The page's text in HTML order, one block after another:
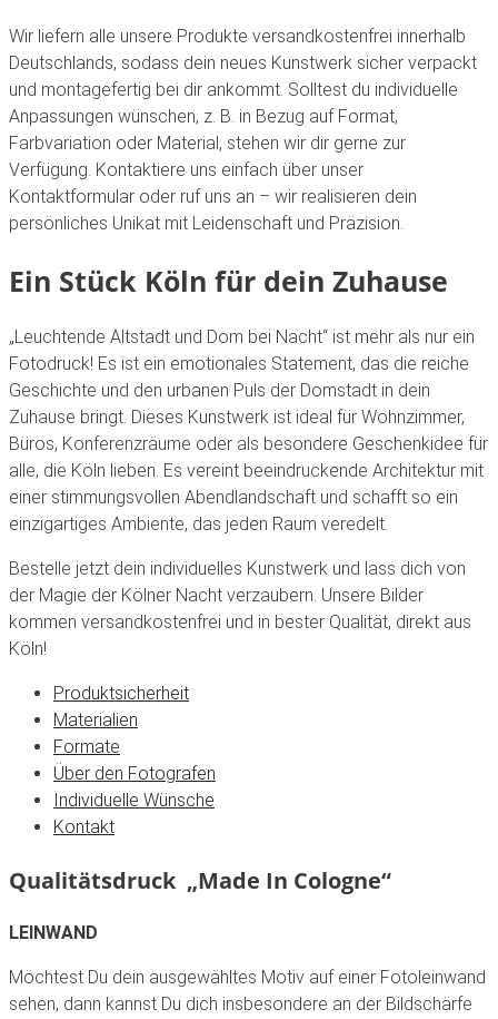
Wir liefern alle unsere Produkte versandkostenfrei innerhalb
Deutschlands, sodass dein neues Kunstwerk sicher verpackt
und montagefertig bei dir ankommt. Solltest du individuelle
Anpassungen wünschen, z. B. in Bezug auf Format,
Farbvariation oder Material, stehen wir dir gerne zur
Verfügung. Kontaktiere uns einfach über unser
Kontaktformular oder ruf uns an – wir realisieren dein
persönliches Unikat mit Leidenschaft und Präzision.
Ein Stück Köln für dein Zuhause
„Leuchtende Altstadt und Dom bei Nacht“ ist mehr als nur ein
Fotodruck! Es ist ein emotionales Statement, das die reiche
Geschichte und den urbanen Puls der Domstadt in dein
Zuhause bringt. Dieses Kunstwerk ist ideal für Wohnzimmer,
Büros, Konferenzräume oder als besondere Geschenkidee für
alle, die Köln lieben. Es vereint beeindruckende Architektur mit
einer stimmungsvollen Abendlandschaft und schafft so ein
einzigartiges Ambiente, das jeden Raum veredelt.
Bestelle jetzt dein individuelles Kunstwerk und lass dich von
der Magie der Kölner Nacht verzaubern. Unsere Bilder
kommen versandkostenfrei und in bester Qualität, direkt aus
Köln!
Produktsicherheit
Materialien
Formate
Über den Fotografen
Individuelle Wünsche
Kontakt
Qualitätsdruck „Made In Cologne“
LEINWAND
Möchtest Du dein ausgewähltes Motiv auf einer Fotoleinwand
sehen, dann kannst Du dich insbesondere an der Bildschärfe